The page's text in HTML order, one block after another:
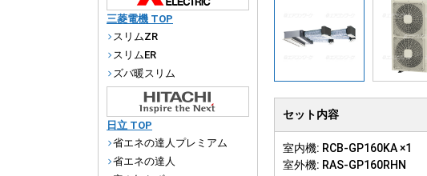
セット内容
室内機: RCB-GP160KA ×1
室外機: RAS-GP160RHN
三菱電機 TOP
スリムZR
スリムER
ズバ暖スリム
日立 TOP
省エネの達人プレミアム
省エネの達人